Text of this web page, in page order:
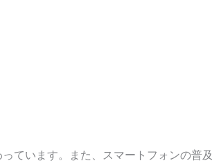
ています。また、スマートフォンの普及